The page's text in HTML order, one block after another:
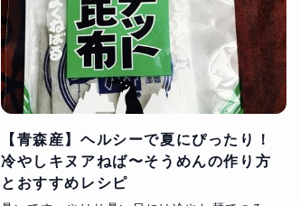
【青森産】ヘルシーで夏にぴったり！
冷やしキヌアねば〜そうめんの作り方
とおすすめレシピ